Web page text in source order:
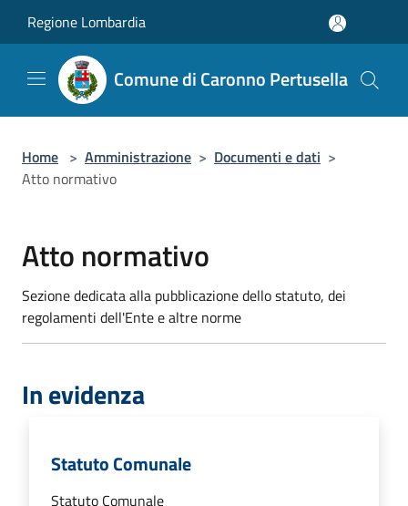
Regione Lombardia
Comune di Caronno Pertusella
Home > Amministrazione > Documenti e dati >
Atto normativo
Atto normativo
Sezione dedicata alla pubblicazione dello statuto, dei
regolamenti dell'Ente e altre norme
In evidenza
Statuto Comunale
Statuto Comunale